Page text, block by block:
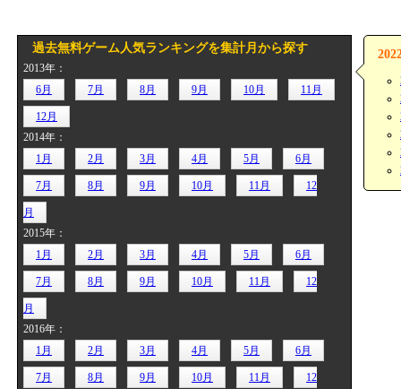
過去無料ゲーム人気ランキングを集計月から探す
2013年：
6月
7月 8月 9月 10月 11月
12月
2014年：
1月
2月 3月 4月 5月 6月
7月 8月 9月 10月 11月 12
月
2015年：
1月
2月 3月 4月 5月 6月
7月 8月 9月 10月 11月 12
月
2016年：
1月
2月 3月 4月 5月 6月
7月 8月 9月 10月 11月 12